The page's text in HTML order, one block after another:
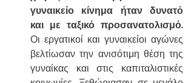
γυναικείο κίνημα ήταν δυνατό
και με ταξικό προσανατολισμό.
Οι εργατικοί και γυναικείοι αγώνες
βελτίωσαν την ανισότιμη θέση της
γυναίκας και στις καπιταλιστικές